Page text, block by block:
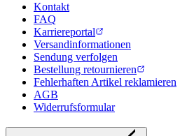
Kontakt
FAQ
Karriereportal
Versandinformationen
Sendung verfolgen
Bestellung retournieren
Fehlerhaften Artikel reklamieren
AGB
Widerrufsformular